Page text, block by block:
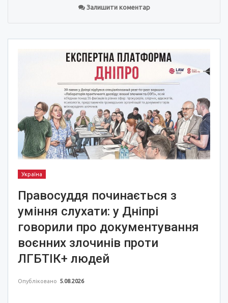
Залишити коментар
Україна
Правосуддя починається з
уміння слухати: у Дніпрі
говорили про документування
воєнних злочинів проти
ЛГБТІК+ людей
Опубліковано 5.08.2026